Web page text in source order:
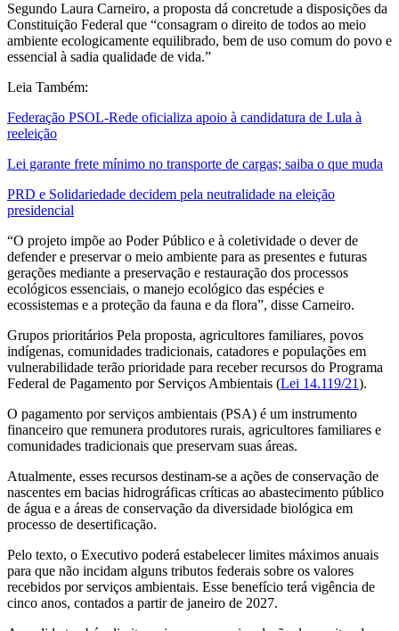
Segundo Laura Carneiro, a proposta dá concretude a disposições da
Constituição Federal que “consagram o direito de todos ao meio
ambiente ecologicamente equilibrado, bem de uso comum do povo e
essencial à sadia qualidade de vida.”
Leia Também:
Federação PSOL-Rede oficializa apoio à candidatura de Lula à
reeleição
Lei garante frete mínimo no transporte de cargas; saiba o que muda
PRD e Solidariedade decidem pela neutralidade na eleição
presidencial
“O projeto impõe ao Poder Público e à coletividade o dever de
defender e preservar o meio ambiente para as presentes e futuras
gerações mediante a preservação e restauração dos processos
ecológicos essenciais, o manejo ecológico das espécies e
ecossistemas e a proteção da fauna e da flora”, disse Carneiro.
Grupos prioritários Pela proposta, agricultores familiares, povos
indígenas, comunidades tradicionais, catadores e populações em
vulnerabilidade terão prioridade para receber recursos do Programa
Federal de Pagamento por Serviços Ambientais (Lei 14.119/21).
O pagamento por serviços ambientais (PSA) é um instrumento
financeiro que remunera produtores rurais, agricultores familiares e
comunidades tradicionais que preservam suas áreas.
Atualmente, esses recursos destinam-se a ações de conservação de
nascentes em bacias hidrográficas críticas ao abastecimento público
de água e a áreas de conservação da diversidade biológica em
processo de desertificação.
Pelo texto, o Executivo poderá estabelecer limites máximos anuais
para que não incidam alguns tributos federais sobre os valores
recebidos por serviços ambientais. Esse benefício terá vigência de
cinco anos, contados a partir de janeiro de 2027.